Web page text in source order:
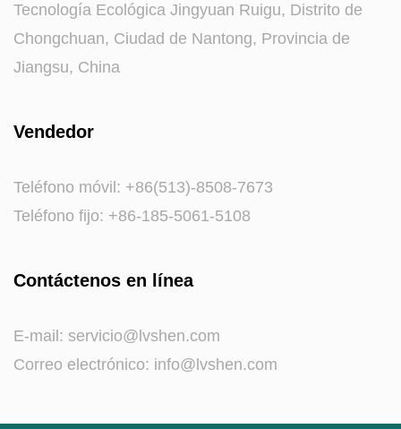
Tecnología Ecológica Jingyuan Ruigu, Distrito de
Chongchuan, Ciudad de Nantong, Provincia de
Jiangsu, China
Vendedor
Teléfono móvil: +86(513)-8508-7673
Teléfono fijo: +86-185-5061-5108
Contáctenos en línea
E-mail: servicio@lvshen.com
Correo electrónico: info@lvshen.com